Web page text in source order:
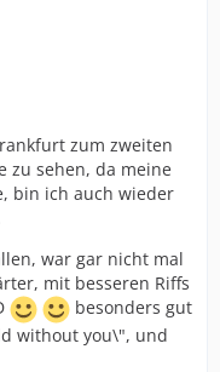
zum zweiten
zu sehen, da meine
bin ich auch wieder
war gar nicht mal
mit besseren Riffs
besonders gut
without you\", und